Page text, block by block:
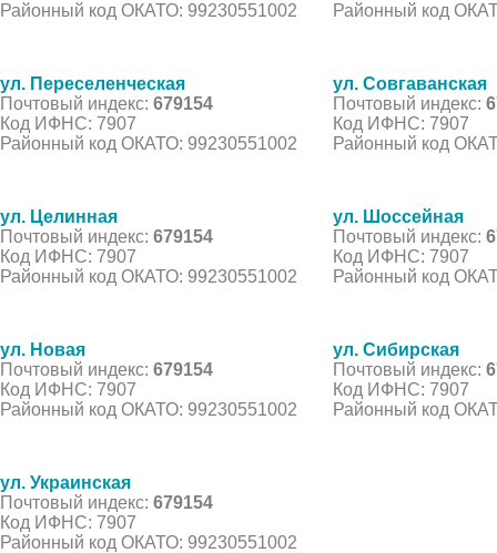
Районный код ОКАТО: 99230551002
Районный код
ул. Переселенческая
Почтовый индекс: 679154
Код ИФНС: 7907
Районный код ОКАТО: 99230551002
ул. Совгаванская
Почтовый индекс:
Код ИФНС: 7907
Районный код
ул. Целинная
Почтовый индекс: 679154
Код ИФНС: 7907
Районный код ОКАТО: 99230551002
ул. Шоссейная
Почтовый индекс:
Код ИФНС: 7907
Районный код
ул. Новая
Почтовый индекс: 679154
Код ИФНС: 7907
Районный код ОКАТО: 99230551002
ул. Сибирская
Почтовый индекс:
Код ИФНС: 7907
Районный код
ул. Украинская
Почтовый индекс: 679154
Код ИФНС: 7907
Районный код ОКАТО: 99230551002